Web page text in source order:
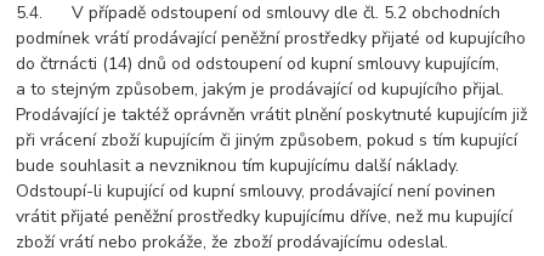
5.4. V případě odstoupení od smlouvy dle čl. 5.2 obchodních
podmínek vrátí prodávající peněžní prostředky přijaté od kupujícího
do čtrnácti (14) dnů od odstoupení od kupní smlouvy kupujícím,
a to stejným způsobem, jakým je prodávající od kupujícího přijal.
Prodávající je taktéž oprávněn vrátit plnění poskytnuté kupujícím již
při vrácení zboží kupujícím či jiným způsobem, pokud s tím kupující
bude souhlasit a nevzniknou tím kupujícímu další náklady.
Odstoupí-li kupující od kupní smlouvy, prodávající není povinen
vrátit přijaté peněžní prostředky kupujícímu dříve, než mu kupující
zboží vrátí nebo prokáže, že zboží prodávajícímu odeslal.